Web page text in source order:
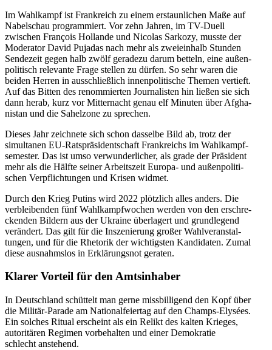
Im Wahlkampf ist Frank­reich zu einem erstaun­lichen Maße auf
Nabel­schau program­miert. Vor zehn Jahren, im TV-Duell
zwischen François Hollande und Nicolas Sarkozy, musste der
Moderator David Pujadas nach mehr als zweieinhalb Stunden
Sendezeit gegen halb zwölf geradezu darum betteln, eine außen­
po­li­tisch relevante Frage stellen zu dürfen. So sehr waren die
beiden Herren in ausschließlich innen­po­li­tische Themen vertieft.
Auf das Bitten des renom­mierten Journa­listen hin ließen sie sich
dann herab, kurz vor Mitter­nacht genau elf Minuten über Afgha­
nistan und die Sahelzone zu sprechen.
Dieses Jahr zeichnete sich schon dasselbe Bild ab, trotz der
simul­tanen EU-Ratsprä­si­dent­schaft Frank­reichs im Wahlkampf­
se­mester. Das ist umso verwun­der­licher, als grade der Präsident
mehr als die Hälfte seiner Arbeitszeit Europa- und außen­po­li­ti­
schen Verpflich­tungen und Krisen widmet.
Durch den Krieg Putins wird 2022 plötzlich alles anders. Die
verblei­benden fünf Wahlkampf­wochen werden von den erschre­
ckenden Bildern aus der Ukraine überlagert und grund­legend
verändert. Das gilt für die Insze­nierung großer Wahlver­an­stal­
tungen, und für die Rhetorik der wichtigsten Kandi­daten. Zumal
diese ausnahmslos in Erklä­rungsnot geraten.
Klarer Vorteil für den Amtsinhaber
In Deutschland schüttelt man gerne missbil­ligend den Kopf über
die Militär-Parade am Natio­nal­fei­ertag auf den Champs-Elysées.
Ein solches Ritual erscheint als ein Relikt des kalten Krieges,
autori­tären Regimen vorbe­halten und einer Demokratie
schlecht anstehend.